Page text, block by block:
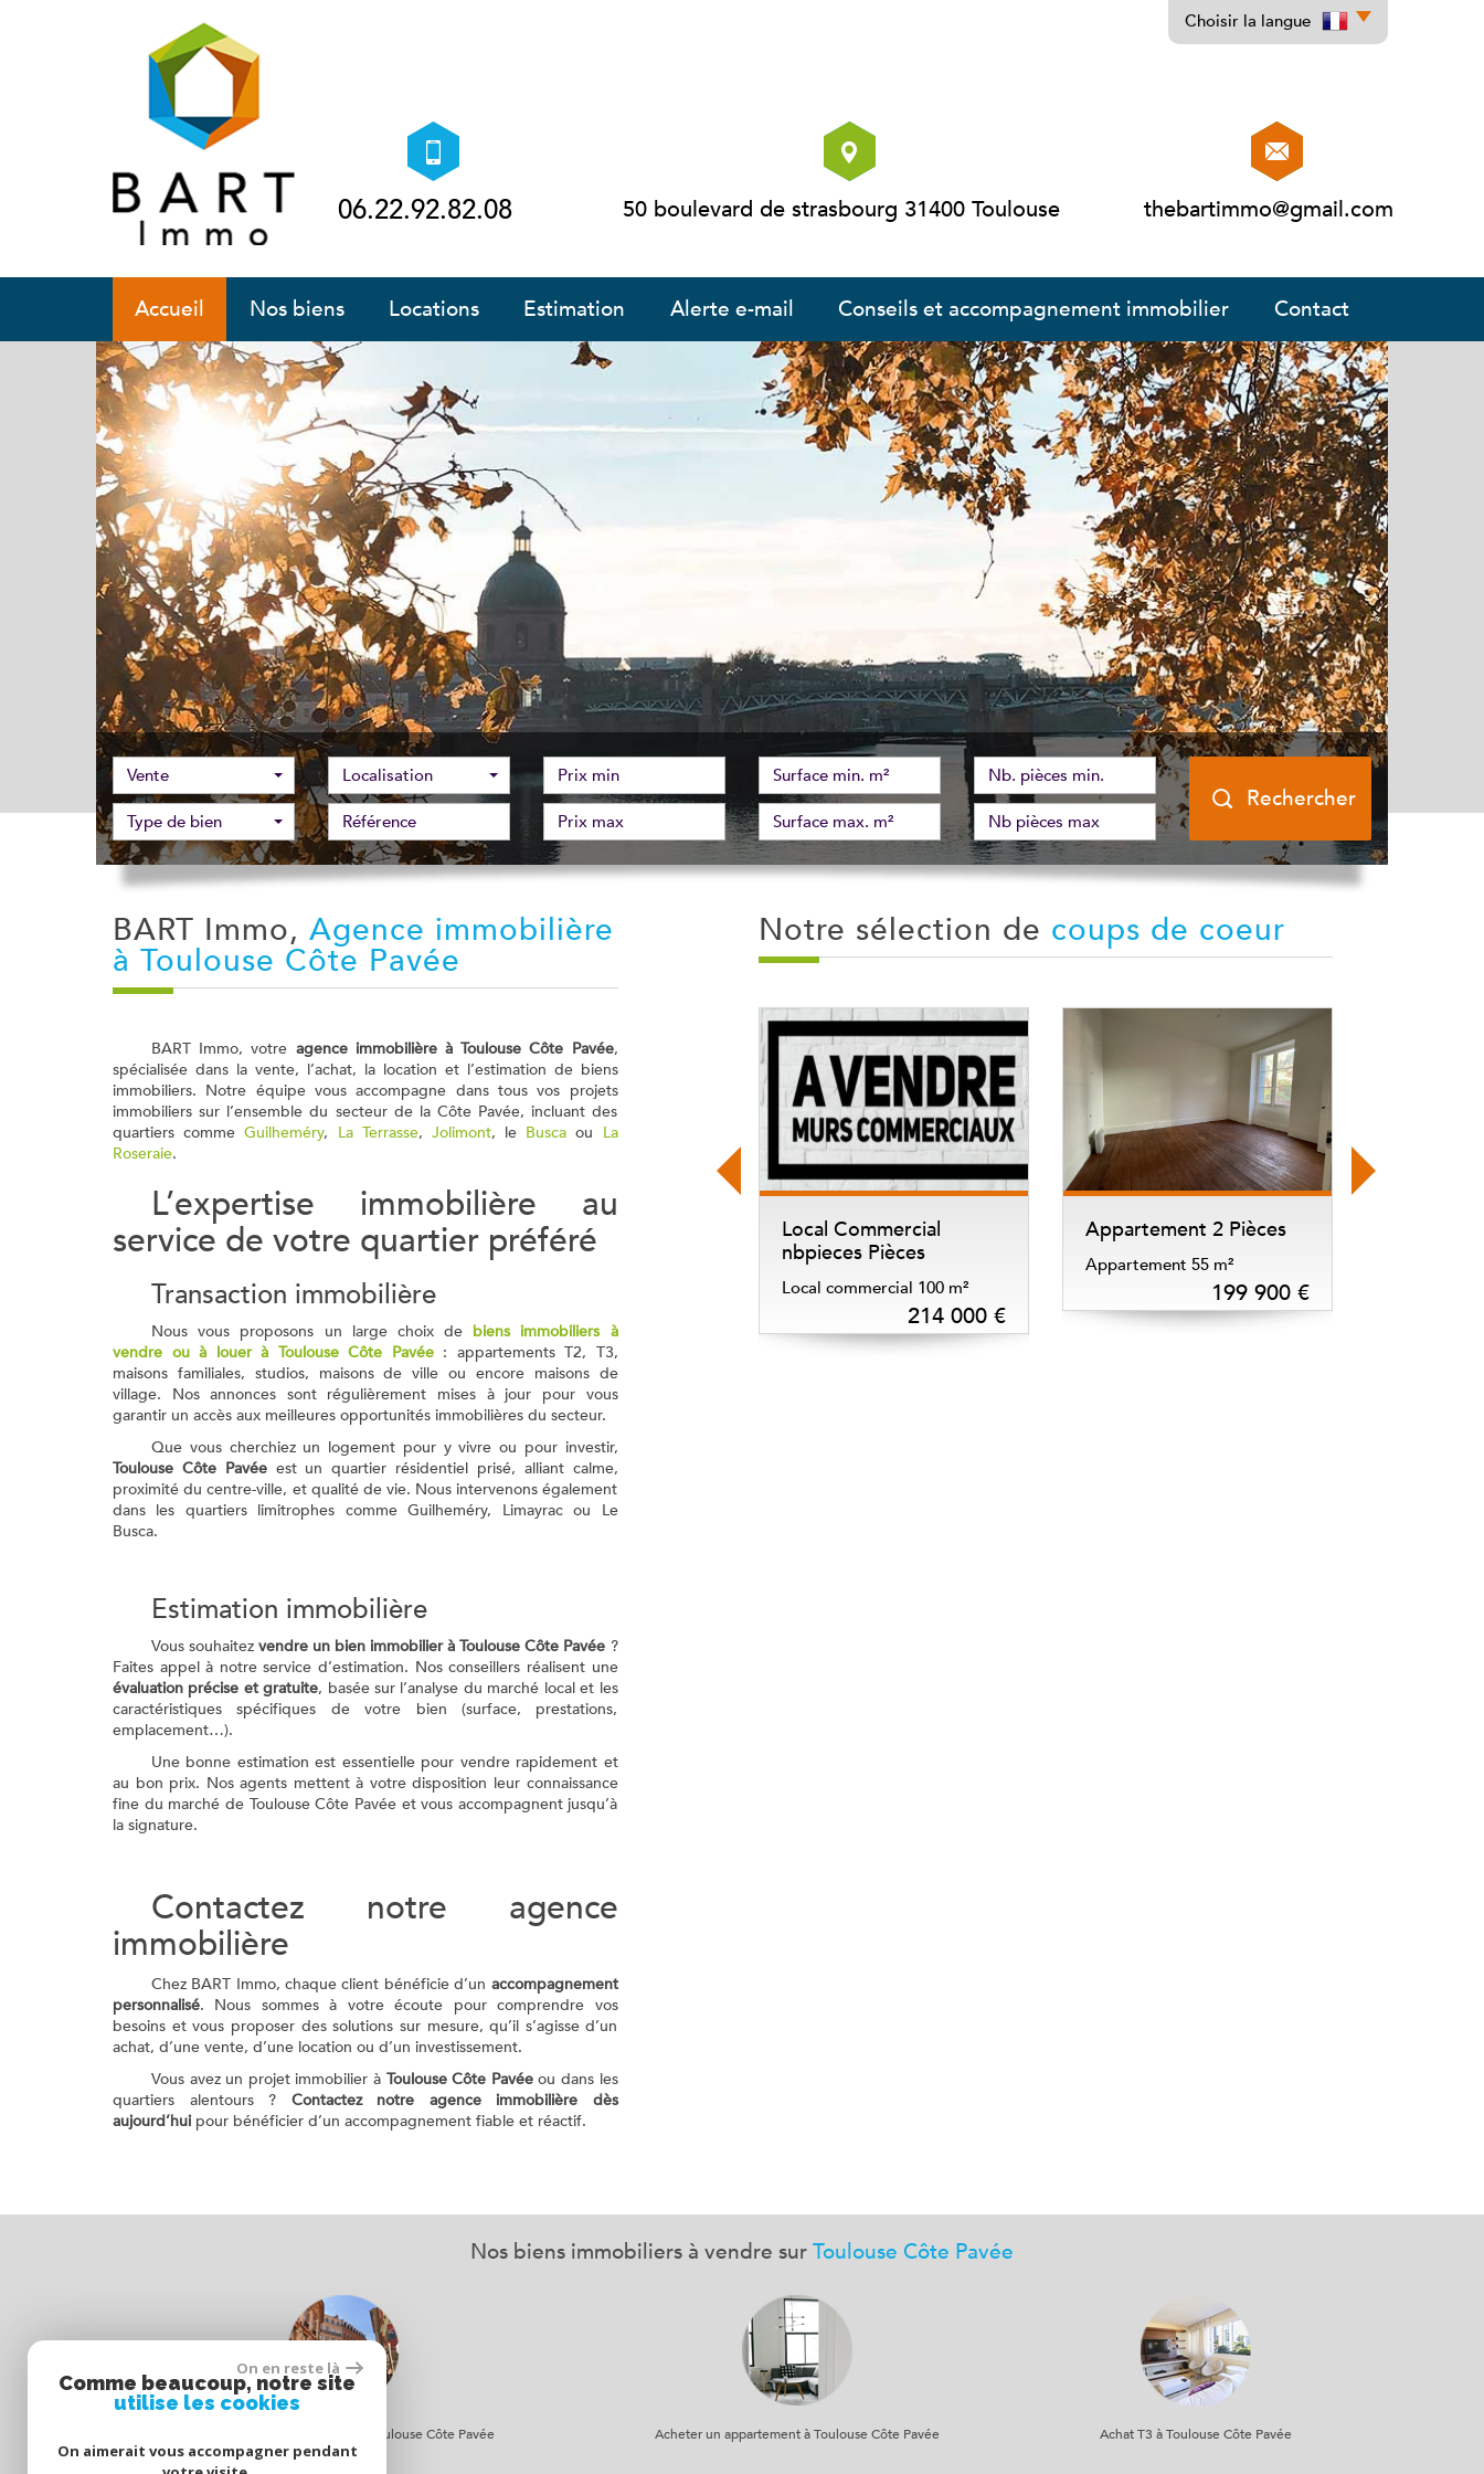
Choisir la langue
06.22.92.82.08 50 boulevard de strasbourg 31400 Toulouse thebartimmo@gmail.com
accueil nos biens locations estimation alerte e-mail conseils et accompagnement immobilier contact
Vente
Type de bien
Localisation
Rechercher
BART Immo, Agence immobilière
à Toulouse Côte Pavée
BART Immo, votre agence immobilière à Toulouse Côte Pavée,
spécialisée dans la vente, l’achat, la location et l’estimation de biens
immobiliers. Notre équipe vous accompagne dans tous vos projets
immobiliers sur l’ensemble du secteur de la Côte Pavée, incluant des
quartiers commeGuilheméry, La Terrasse, Jolimont, le Busca ou La
Roseraie.
L’expertise immobilière au
service de votre quartier préféré
Transaction immobilière
Nous vous proposons un large choix de biens immobiliers à
vendre ou à louer à Toulouse Côte Pavée: appartements T2, T3,
maisons familiales, studios, maisons de ville ou encore maisons de
village. Nos annonces sont régulièrement mises à jour pour vous
garantir un accès aux meilleures opportunités immobilières du secteur.
Que vous cherchiez un logement pour y vivre ou pour investir,
Toulouse Côte Pavéeest un quartier résidentiel prisé, alliant calme,
proximité du centre-ville, et qualité de vie. Nous intervenons également
dans les quartiers limitrophes comme Guilheméry, Limayrac ou Le
Busca.
Estimation immobilière
Vous souhaitezvendre un bien immobilier à Toulouse Côte Pavée ?
Faites appel à notre service d’estimation. Nos conseillers réalisent une
évaluation précise et gratuite, basée sur l’analyse du marché local et les
caractéristiques spécifiques de votre bien (surface, prestations,
emplacement…).
Une bonne estimation est essentielle pour vendre rapidement et
au bon prix. Nos agents mettent à votre disposition leur connaissance
fine du marché de Toulouse Côte Pavée et vous accompagnent jusqu’à
la signature.
Contactez notre agence
immobilière
Chez BART Immo, chaque client bénéficie d’un accompagnement
personnalisé. Nous sommes à votre écoute pour comprendre vos
besoins et vous proposer des solutions sur mesure, qu’il s’agisse d’un
achat, d’une vente, d’une location ou d’un investissement.
Vous avez un projet immobilier à Toulouse Côte Pavéeou dans les
quartiers alentours ? Contactez notre agence immobilière dès
aujourd’hui pour bénéficier d’un accompagnement fiable et réactif.
Notre sélection de coups de coeur
Local Commercial
nbpieces Pièces
Local commercial 100 m²
214 000 €
Appartement 2 Pièces
Appartement 55 m²
199 900 €
Nos biens immobiliers à vendre surToulouse Côte Pavée
Acheter un bien immobilier à Toulouse Côte Pavée Acheter un appartement à Toulouse Côte Pavée Achat T3 à Toulouse Côte Pavée
On en reste là
Comme beaucoup, notre site
utilise les cookies
On aimerait vous accompagner pendant